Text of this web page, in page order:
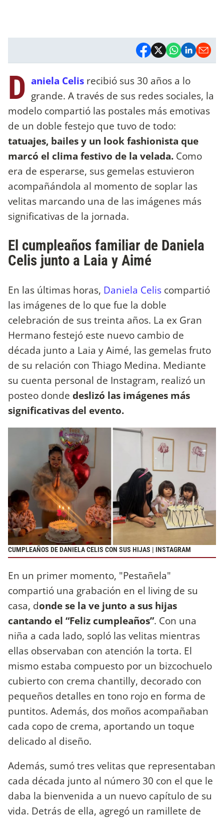
D aniela Celis recibió sus 30 años a lo
grande. A través de sus redes sociales, la
modelo compartió las postales más emotivas
de un doble festejo que tuvo de todo:
tatuajes, bailes y un look fashionista que
marcó el clima festivo de la velada. Como
era de esperarse, sus gemelas estuvieron
acompañándola al momento de soplar las
velitas marcando una de las imágenes más
significativas de la jornada.
El cumpleaños familiar de Daniela
Celis junto a Laia y Aimé
En las últimas horas, Daniela Celis compartió
las imágenes de lo que fue la doble
celebración de sus treinta años. La ex Gran
Hermano festejó este nuevo cambio de
década junto a Laia y Aimé, las gemelas fruto
de su relación con Thiago Medina. Mediante
su cuenta personal de Instagram, realizó un
posteo donde deslizó las imágenes más
significativas del evento.
CUMPLEAÑOS DE DANIELA CELIS CON SUS HIJAS | INSTAGRAM
En un primer momento, "Pestañela"
compartió una grabación en el living de su
casa, donde se la ve junto a sus hijas
cantando el “Feliz cumpleaños”. Con una
niña a cada lado, sopló las velitas mientras
ellas observaban con atención la torta. El
mismo estaba compuesto por un bizcochuelo
cubierto con crema chantilly, decorado con
pequeños detalles en tono rojo en forma de
puntitos. Además, dos moños acompañaban
cada copo de crema, aportando un toque
delicado al diseño.
Además, sumó tres velitas que representaban
cada década junto al número 30 con el que le
daba la bienvenida a un nuevo capítulo de su
vida. Detrás de ella, agregó un ramillete de